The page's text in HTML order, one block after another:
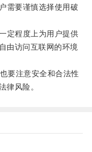
要谨慎选择使用破
程度上为用户提供
由访问互联网的环境
注意安全和合法性
律风险。